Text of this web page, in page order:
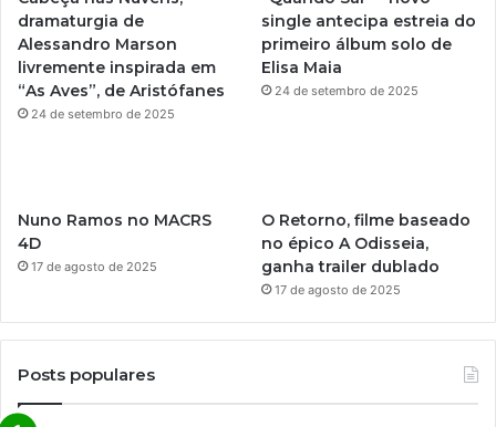
r
a
dramaturgia de
Alessandro Marson
livremente inspirada em
“As Aves”, de Aristófanes
24 de setembro de 2025
single antecipa estreia do
primeiro álbum solo de
Elisa Maia
24 de setembro de 2025
Nuno Ramos no MACRS
4D
17 de agosto de 2025
O Retorno, filme baseado
no épico A Odisseia,
ganha trailer dublado
17 de agosto de 2025
Posts populares